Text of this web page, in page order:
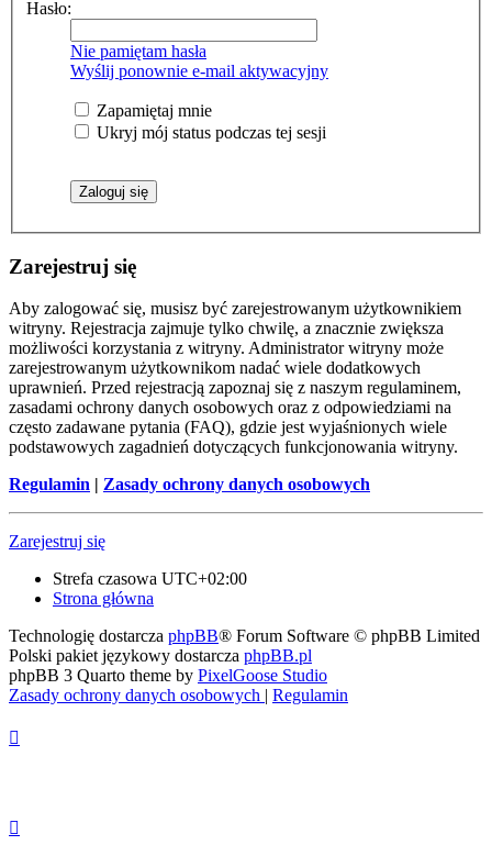
Hasło:
Nie pamiętam hasła
Wyślij ponownie e-mail aktywacyjny
Zapamiętaj mnie
Ukryj mój status podczas tej sesji
Zarejestruj się
Aby zalogować się, musisz być zarejestrowanym użytkownikiem
witryny. Rejestracja zajmuje tylko chwilę, a znacznie zwiększa
możliwości korzystania z witryny. Administrator witryny może
zarejestrowanym użytkownikom nadać wiele dodatkowych
uprawnień. Przed rejestracją zapoznaj się z naszym regulaminem,
zasadami ochrony danych osobowych oraz z odpowiedziami na
często zadawane pytania (FAQ), gdzie jest wyjaśnionych wiele
podstawowych zagadnień dotyczących funkcjonowania witryny.
Regulamin | Zasady ochrony danych osobowych
Zarejestruj się
Strefa czasowa UTC+02:00
Strona główna
Technologię dostarcza phpBB® Forum Software © phpBB Limited
Polski pakiet językowy dostarcza phpBB.pl
phpBB 3 Quarto theme by PixelGoose Studio
Zasady ochrony danych osobowych | Regulamin